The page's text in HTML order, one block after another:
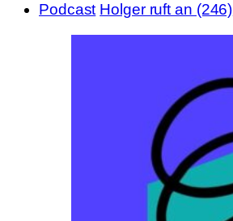
Podcast Holger ruft an (246)